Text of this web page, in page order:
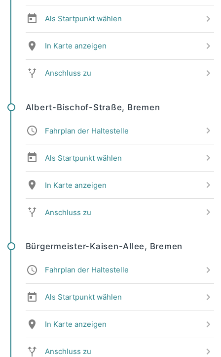
Als Startpunkt wählen
In Karte anzeigen
Anschluss zu
Albert-Bischof-Straße, Bremen
Fahrplan der Haltestelle
Als Startpunkt wählen
In Karte anzeigen
Anschluss zu
Bürgermeister-Kaisen-Allee, Bremen
Fahrplan der Haltestelle
Als Startpunkt wählen
In Karte anzeigen
Anschluss zu